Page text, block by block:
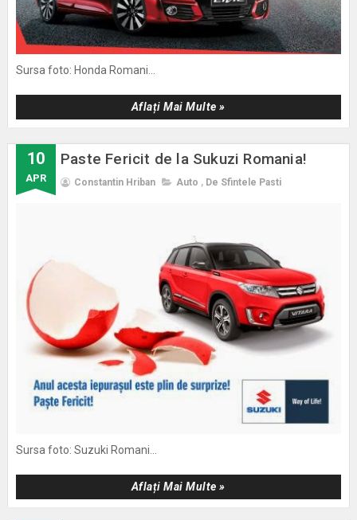
Sursa foto: Honda Romani...
Aflați Mai Multe »
10
APR
Paste Fericit de la Sukuzi Romania!
Constantin Hriban Auto , De Sfintele Pasti
Sursa foto: Suzuki Romani...
Aflați Mai Multe »